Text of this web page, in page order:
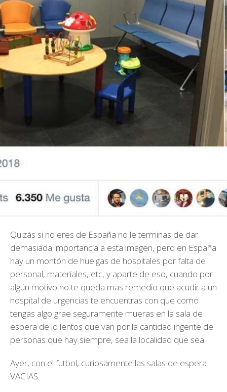
Quizás si no eres de España no le terminas de dar
demasiada importancia a esta imagen, pero en España
hay un montón de huelgas de hospitales por falta de
personal, materiales, etc, y aparte de eso, cuando por
algún motivo no te queda mas remedio que acudir a un
hospital de urgencias te encuentras con que como
tengas algo grae seguramente mueras en la sala de
espera de lo lentos que van por la cantidad ingente de
personas que hay siempre, sea la localidad que sea.
Ayer, con el futbol, curiosamente las salas de espera
VACIAS.